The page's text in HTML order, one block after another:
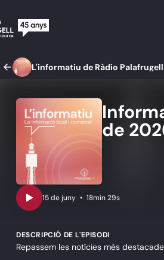
L'informatiu de Ràdio Palafrugell
de
• 18min 29s
DESCRIPCIÓ DE L'EPISODI
Repassem les notícies més